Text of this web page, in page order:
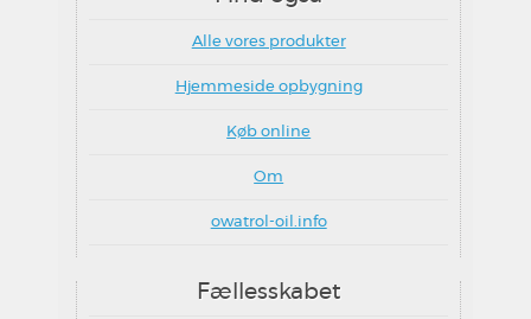
Alle vores produkter
Hjemmeside opbygning
Køb online
Om
owatrol-oil.info
Fællesskabet